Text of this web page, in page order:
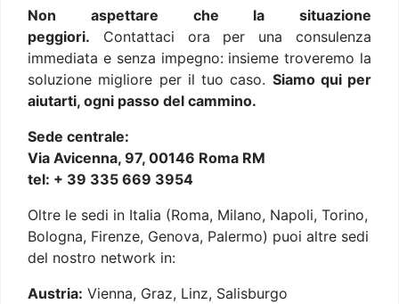
Non aspettare che la situazione
peggiori. Contattaci ora per una consulenza
immediata e senza impegno: insieme troveremo la
soluzione migliore per il tuo caso. Siamo qui per
aiutarti, ogni passo del cammino.
Sede centrale:
Via Avicenna, 97, 00146 Roma RM
tel: + 39 335 669 3954
Oltre le sedi in Italia (Roma, Milano, Napoli, Torino,
Bologna, Firenze, Genova, Palermo) puoi altre sedi
del nostro network in:
Austria: Vienna, Graz, Linz, Salisburgo